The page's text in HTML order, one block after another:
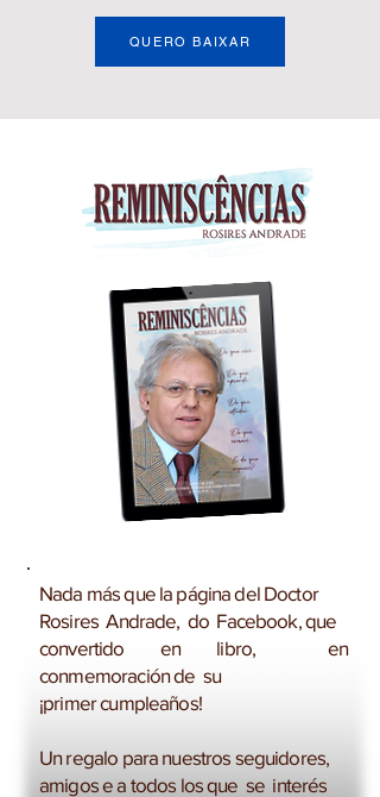
QUERO BAIXAR
Nada más que la página del Doctor
Rosires Andrade, do Facebook, que
convertido en libro, en
conmemoración de su
¡primer cumpleaños!
Un regalo para nuestros seguidores,
amigos e a todos los que se interés